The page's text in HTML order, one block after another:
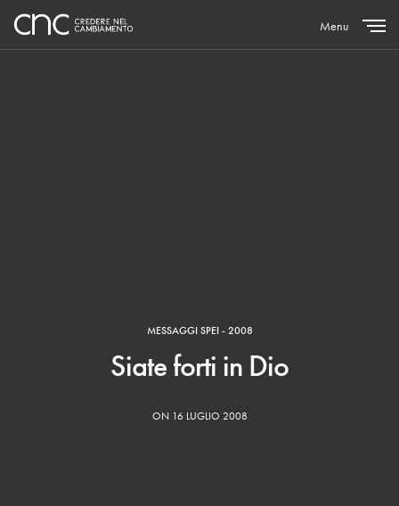
Menu
MESSAGGI SPEI - 2008
Siate forti in Dio
ON 16 LUGLIO 2008